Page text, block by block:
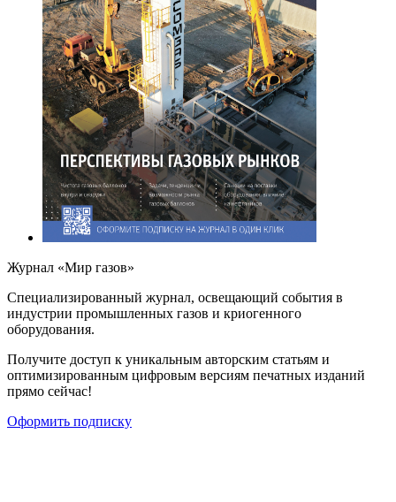
Журнал «Мир газов»
Cпециализированный журнал, освещающий события в
индустрии промышленных газов и криогенного
оборудования.
Получите доступ к уникальным авторским статьям и
оптимизированным цифровым версиям печатных изданий
прямо сейчас!
Оформить подписку